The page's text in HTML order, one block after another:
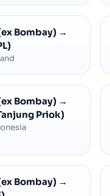
Bombay) →
Bombay) →
Priok)
Bombay) →